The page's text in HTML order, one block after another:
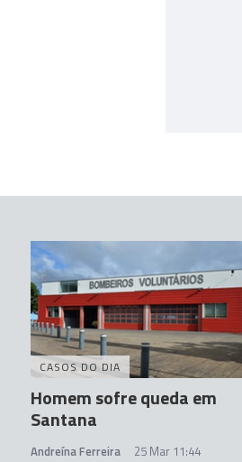
CASOS DO DIA
Homem sofre queda em
Santana
Andreína Ferreira 25 Mar 11:44